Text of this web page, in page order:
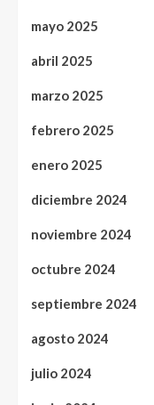
mayo 2025
abril 2025
marzo 2025
febrero 2025
enero 2025
diciembre 2024
noviembre 2024
octubre 2024
septiembre 2024
agosto 2024
julio 2024